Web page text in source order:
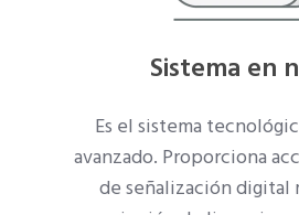
Sistema en
Es el sistema
avanzado. Proporciona
de señalización digital